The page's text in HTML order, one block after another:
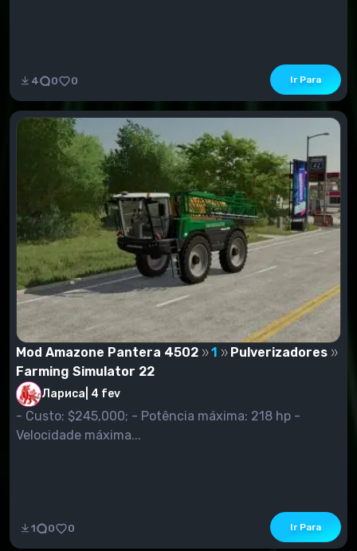
4 0 0 Ir Para
Mod Amazone Pantera 4502 1
Pulverizadores
Farming Simulator 22
Лариса 4 fev
- Custo: $245,000; - Potência máxima: 218 hp -
Velocidade máxima...
1 0 0 Ir Para